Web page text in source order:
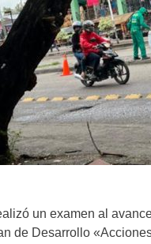
un examen al
de Desarrollo